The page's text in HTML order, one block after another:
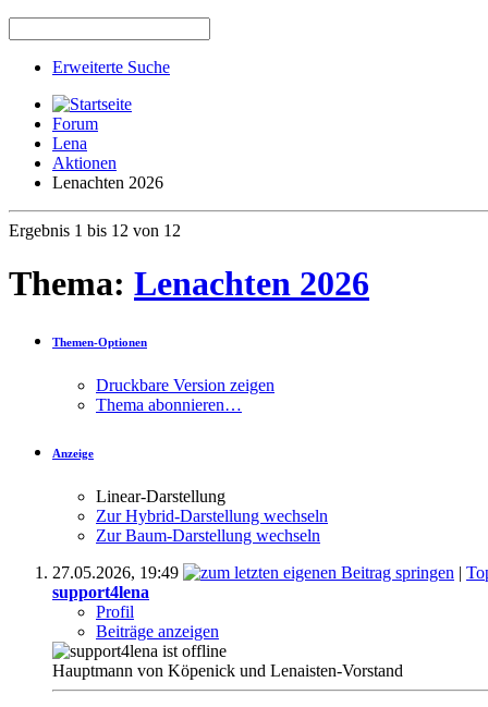
Erweiterte Suche
Forum
Lena
Aktionen
Lenachten 2026
Ergebnis 1 bis 12 von 12
Thema: Lenachten 2026
Themen-Optionen
Druckbare Version zeigen
Thema abonnieren…
Anzeige
Linear-Darstellung
Zur Hybrid-Darstellung wechseln
Zur Baum-Darstellung wechseln
27.05.2026, 19:49 |
support4lena
Profil
Beiträge anzeigen
Hauptmann von Köpenick und Lenaisten-Vorstand